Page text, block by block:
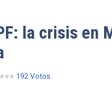
la crisis en
192 Votos